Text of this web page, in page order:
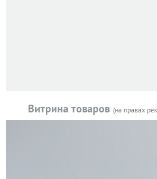
Витрина товаров (на правах